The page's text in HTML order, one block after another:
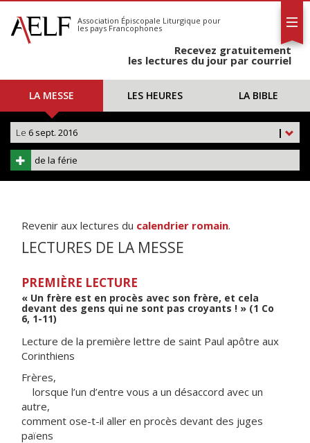
S'abonner
Calendrier
Association Épiscopale Liturgique pour
les pays Francophones
Recevez gratuitement
les lectures du jour par courriel
LA MESSE LES HEURES LA BIBLE
|
Le 6 sept. 2016
de la férie
Revenir aux lectures du calendrier romain.
LECTURES DE LA MESSE
PREMIÈRE LECTURE
« Un frère est en procès avec son frère, et cela
devant des gens qui ne sont pas croyants ! » (1 Co
6, 1-11)
Lecture de la première lettre de saint Paul apôtre aux
Corinthiens
Frères,
lorsque l’un d’entre vous a un désaccord avec un
autre,
comment ose-t-il aller en procès devant des juges
païens